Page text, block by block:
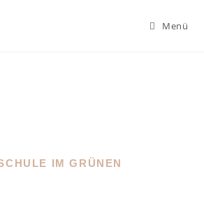
Menü
IM GRÜNEN